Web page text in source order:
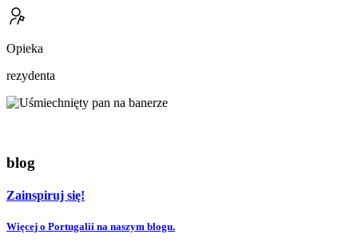
Opieka
rezydenta
blog
Zainspiruj się!
Więcej o Portugalii na naszym blogu.